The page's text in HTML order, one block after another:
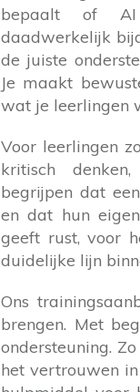
bepaalt of
daadwerkelijk
de juiste
Je maakt
wat je leerlingen
Voor leerlingen
kritisch
begrijpen dat
en dat hun
geeft rust, voor
duidelijke lijn
Ons
brengen. Met
ondersteuning.
het vertrouwen